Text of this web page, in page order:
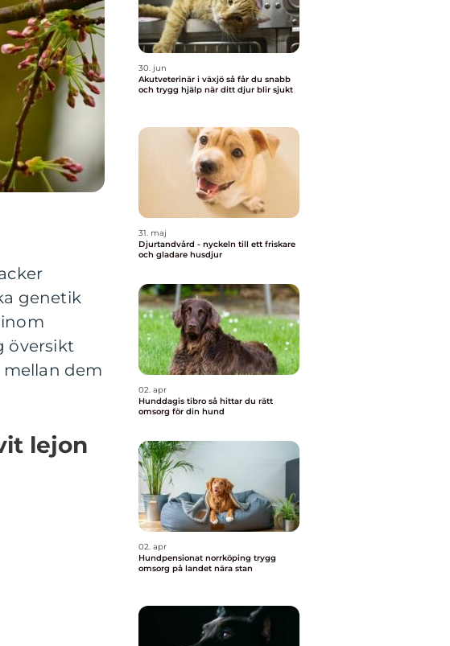
genetik
översikt
mellan dem
lejon
30. jun
Akutveterinär i växjö så får du snabb
och trygg hjälp när ditt djur blir sjukt
31. maj
Djurtandvård - nyckeln till ett friskare
och gladare husdjur
02. apr
Hunddagis tibro så hittar du rätt
omsorg för din hund
02. apr
Hundpensionat norrköping trygg
omsorg på landet nära stan